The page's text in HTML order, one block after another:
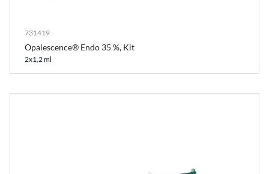
731419
Opalescence® Endo 35 %, Kit
2x1,2 ml